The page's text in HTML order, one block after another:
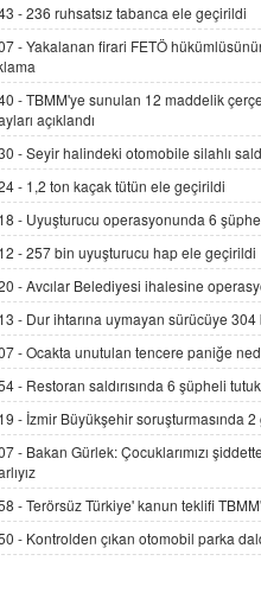
SEHER EREK
Kış Ayları Geldi, Hangi
Alınmalı?
9.12.2025 10:11
İNCİ GÜL AKÖL
Trump Keşke
06.07.2026 13:00
ADEM AKÖL
Esed Destekçilerinin
Şamar: Sednaya
11.12.2024 12:30
DR. EKREM ASLAN
Gerçek Ne, Algı Ne?
Yürüyoruz"
19.07.2025 12:45
GÖNÜL MENEKŞE
Şifacının Yolu
04.11.2025 12:56
-236 ruhsatsız tabanca ele geçirildi
-Yakalanan firari FETÖ
-TBMM'ye sunulan 12 maddelik
açıklandı
-Seyir halindeki otomobile silahlı
- 1,2 ton kaçak tütün ele geçirildi
- Uyuşturucu operasyonunda 6
-257 bin uyuşturucu hap ele geçirildi
-Avcılar Belediyesi ihalesine
- Dur ihtarına uymayan sürücüye
-Ocakta unutulan tencere paniğe
- Restoran saldırısında 6 şüpheli
- İzmir Büyükşehir soruşturmasında 2
- Bakan Gürlek: Çocuklarımızı
-Terörsüz Türkiye' kanun teklifi
- Kontrolden çıkan otomobil parka